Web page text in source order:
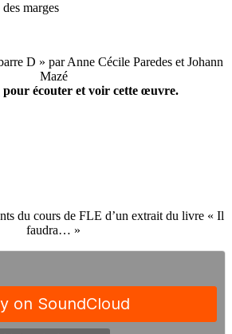
marges
D » par Anne Cécile Paredes et Johann
Mazé
pour écouter et voir cette œuvre.
du cours de FLE d’un extrait du livre « Il
faudra… »